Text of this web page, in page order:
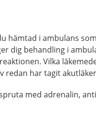
hämtad i ambulans
dig behandling i
Vilka
redan har tagit
med adrenalin,